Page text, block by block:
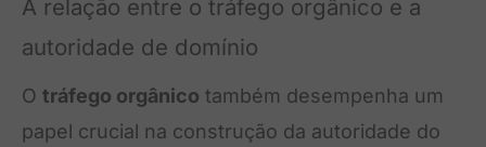
A relação entre o tráfego orgânico e a
autoridade de domínio
O tráfego orgânico também desempenha um
papel crucial na construção da autoridade do